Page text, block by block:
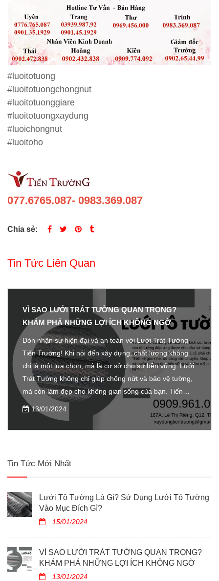
#luoitotuong
#luoitotuongchongnut
#luoitotuonggiare
#luoitotuongxaydung
#luoichongnut
#luoitoho
077.6765.087- 0983.369.087
Chia sẻ:
Tin Tức Liên Quan
VÌ SAO LƯỚI TRÁT TƯỜNG QUAN TRỌNG?
KHÁM PHÁ NHỮNG LỢI ÍCH KHÔNG NGỜ
Đón nhận sự hiện đại và an toàn với Lưới Trát Tường
Tiến Trường! Khi nói đến xây dựng, chất lượng không
chỉ là một lựa chọn, mà là cơ sở cho sự bền vững. Lưới
Trát Tường không chỉ giúp chống nứt và bảo vệ tường,
mà còn làm đẹp cho không gian sống của bạn. Tiến
Trường cam kết mang đến giải pháp hiệu quả và tiên
tiến nhất, nâng cao giá trị công trình và tạo ra một môi
trường an toàn, đẹp mắt. Khám phá ngay những lợi ích
13/01/2024
Tin Tức Mới Nhất
Lưới Tô Tường Là Gì? Sử Dụng Lưới Tô Tường
Vào Mục Đích Gì?
15/01/2024
VÌ SAO LƯỚI TRÁT TƯỜNG QUAN TRỌNG?
KHÁM PHÁ NHỮNG LỢI ÍCH KHÔNG NGỜ
13/01/2024